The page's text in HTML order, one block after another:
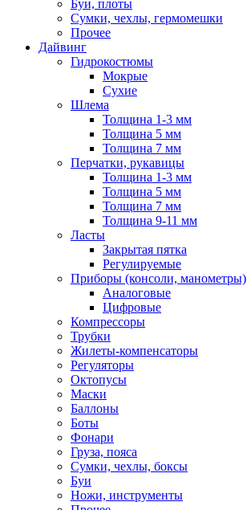
Буи, плоты
Сумки, чехлы, гермомешки
Прочее
Дайвинг
Гидрокостюмы
Мокрые
Сухие
Шлема
Толщина 1-3 мм
Толщина 5 мм
Толщина 7 мм
Перчатки, рукавицы
Толщина 1-3 мм
Толщина 5 мм
Толщина 7 мм
Толщина 9-11 мм
Ласты
Закрытая пятка
Регулируемые
Приборы (консоли, манометры)
Аналоговые
Цифровые
Компрессоры
Трубки
Жилеты-компенсаторы
Регуляторы
Октопусы
Маски
Баллоны
Боты
Фонари
Груза, пояса
Сумки, чехлы, боксы
Буи
Ножи, инструменты